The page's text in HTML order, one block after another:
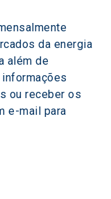
da energia
além de
ou receber os
e-mail para